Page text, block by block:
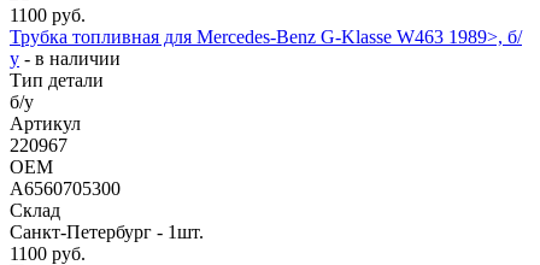
1100 руб.
Трубка топливная для Mercedes-Benz G-Klasse W463 1989>, б/
у - в наличии
Тип детали
б/у
Артикул
220967
OEM
A6560705300
Склад
Санкт-Петербург - 1шт.
1100 руб.